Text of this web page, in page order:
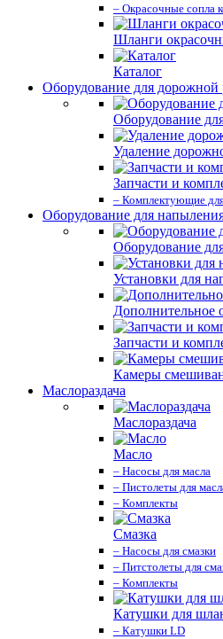
– Окрасочные сопла
Шланги
Каталог
Оборудование для дорожной
Оборудование
Удаление
Запчасти и
– Комплектующие
Оборудование для
Оборудование
Установки для
Дополнительное
Запчасти и
Камеры
Маслораздача
Маслораздача
Масло
– Насосы для масла
– Пистолеты для
– Комплекты
Смазка
– Насосы для смазки
– Питстолеты для
– Комплекты
Катушки для
– Катушки LD